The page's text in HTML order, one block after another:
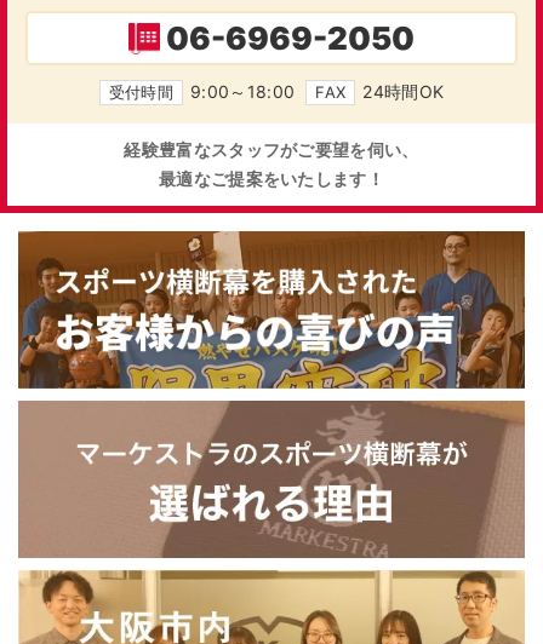
06-6969-2050
受付時間 9:00～18:00 FAX 24時間OK
経験豊富なスタッフがご要望を伺い、
最適なご提案をいたします！